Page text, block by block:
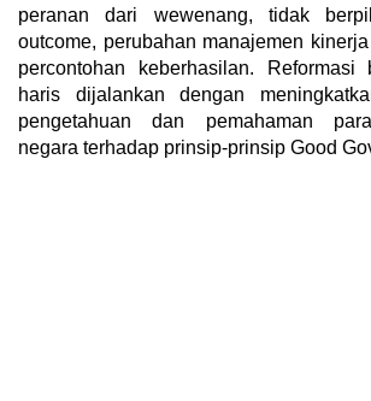
peranan dari wewenang, tidak
outcome, perubahan manajemen
percontohan keberhasilan. Reformasi
haris dijalankan dengan
pengetahuan dan pemahaman
negara terhadap prinsip-prinsip Good